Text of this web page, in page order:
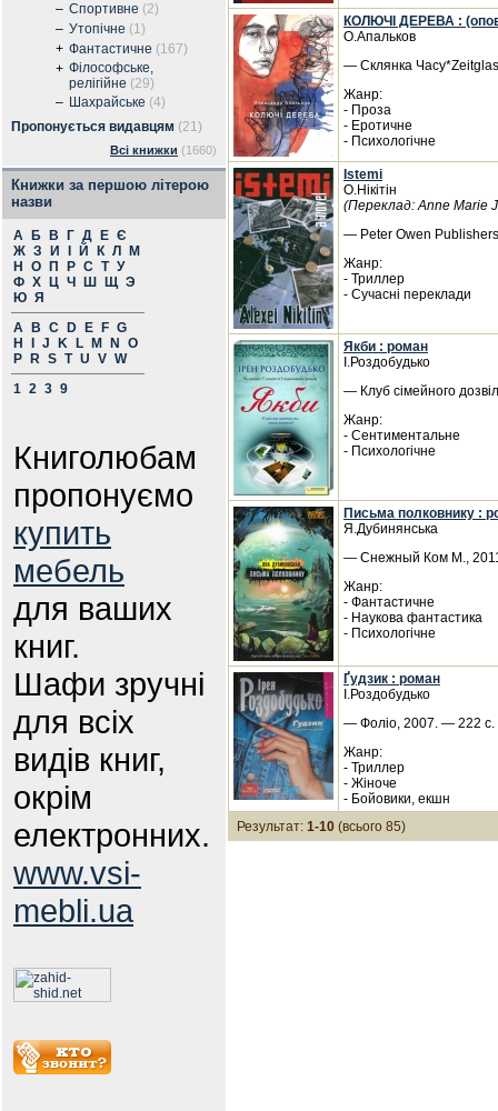
– Спортивне (2)
– Утопічне (1)
+ Фантастичне (167)
+ Філософське,
релігійне (29)
– Шахрайське (4)
Пропонується видавцям (21)
Всі книжки (1660)
Книжки за першою літерою
назви
А Б В Г Д Е Є
Ж З И Й К Л
М
Н
О П Р С Т У
Ф Х Ц Ч Ш Щ Э
Ю Я
A
B C D E F G
H
J K L M N
O
P
R S T U V W
1 2 3 9
Книголюбам
пропонуємо
купить
мебель
для ваших
книг.
Шафи зручні
для всіх
видів книг,
окрім
електронних.
www.vsi-
mebli.ua
КОЛЮЧІ ДЕРЕВА :
О.Апальков
— Склянка
Жанр:
- Проза
- Еротичне
- Психологічне
Istemi
О.Нікітін
(Переклад: Anne Marie
— Peter Owen
Жанр:
- Триллер
- Сучасні переклади
Якби : роман
І.Роздобудько
— Клуб сімейного
Жанр:
- Сентиментальне
- Психологічне
Письма полковнику :
Я.Дубинянська
— Снежный Ком М.,
Жанр:
- Фантастичне
- Наукова фантастика
- Психологічне
Ґудзик : роман
І.Роздобудько
— Фоліо, 2007. — 222 с.
Жанр:
- Триллер
- Жіноче
- Бойовики, екшн
Результат: 1-10 (всього 85)